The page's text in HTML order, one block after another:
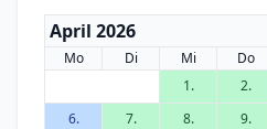
April 2026
Mo Di Mi Do
1.
2.
6.
7. 8. 9.